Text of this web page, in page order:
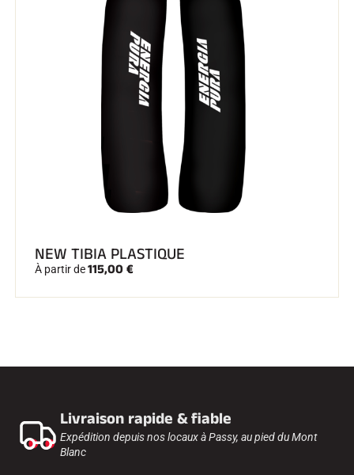
NEW TIBIA PLASTIQUE
À partir de115,00 €
Livraison rapide & fiable
Expédition depuis nos locaux à Passy, au pied du Mont
Blanc